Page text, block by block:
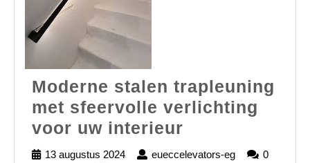
Moderne stalen trapleuning
met sfeervolle verlichting
voor uw interieur
stalen
13 augustus 2024
13
eueccelevators-eg
0